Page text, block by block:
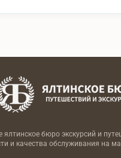
бюро экскурсий и
и качества обслуживания на